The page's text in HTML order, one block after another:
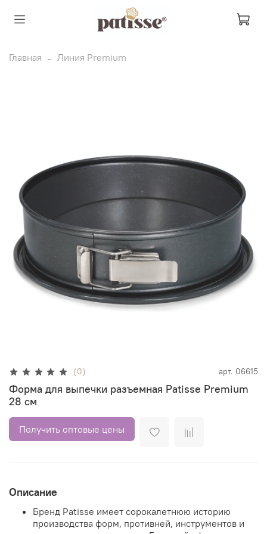
Главная Линия Premium
(0) арт. 06615
Форма для выпечки разъемная Patisse Premium
28 см
Получить оптовые цены
Описание
Бренд Patisse имеет сорокалетнюю историю
производства форм, противней, инструментов и